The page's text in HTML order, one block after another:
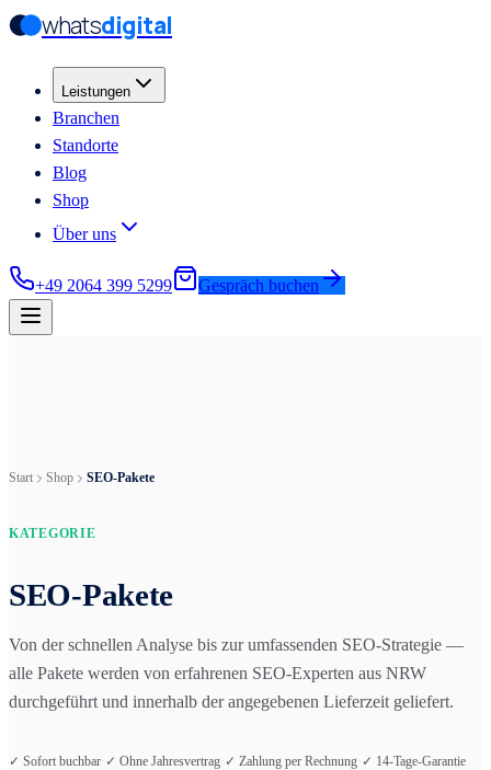
Zum Hauptinhalt springen
Zum Hauptinhalt springen
whatsdigital
Leistungen
Branchen
Standorte
Blog
Shop
Über uns
+49 2064 399 5299 Gespräch buchen
Start Shop SEO-Pakete
KATEGORIE
SEO-Pakete
Von der schnellen Analyse bis zur umfassenden SEO-Strategie —
alle Pakete werden von erfahrenen SEO-Experten aus NRW
durchgeführt und innerhalb der angegebenen Lieferzeit geliefert.
✓ Sofort buchbar ✓ Ohne Jahresvertrag ✓ Zahlung per Rechnung ✓ 14-Tage-Garantie